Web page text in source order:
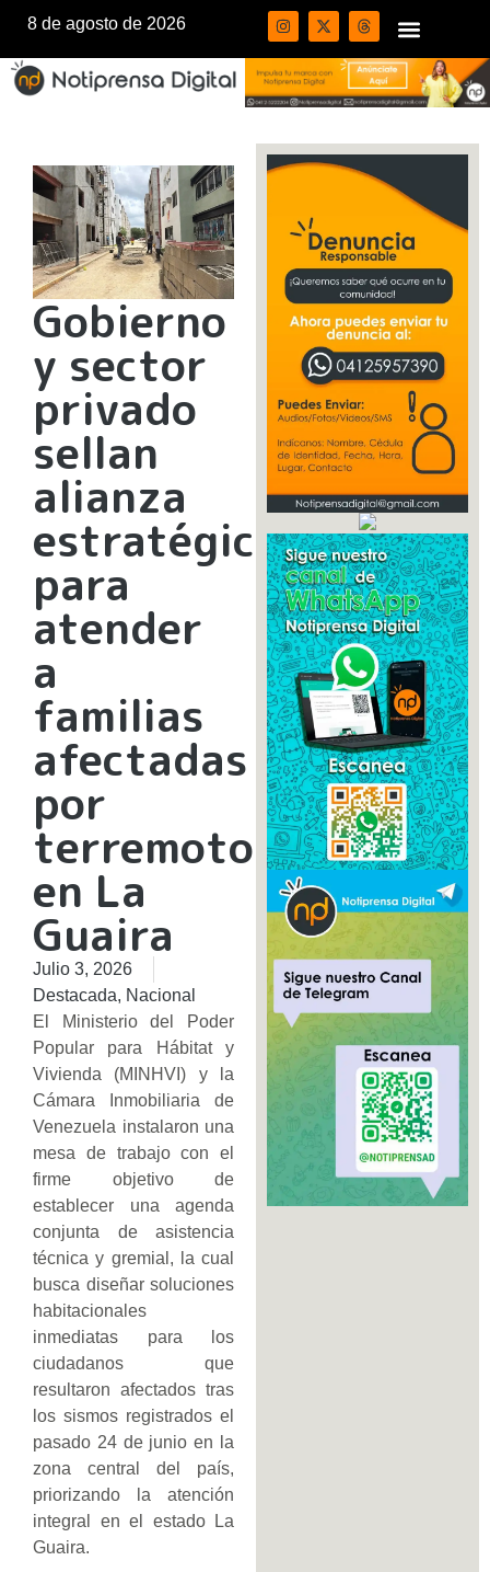
8 de agosto de 2026
Gobierno
y sector
privado
sellan
alianza
estratégica
para
atender
a
familias
afectadas
por
terremotos
en La
Guaira
Julio 3, 2026
Destacada, Nacional
​El Ministerio del Poder
Popular para Hábitat y
Vivienda (MINHVI) y la
Cámara Inmobiliaria de
Venezuela instalaron una
mesa de trabajo con el
firme objetivo de
establecer una agenda
conjunta de asistencia
técnica y gremial, la cual
busca diseñar soluciones
habitacionales
inmediatas para los
ciudadanos que
resultaron afectados tras
los sismos registrados el
pasado 24 de junio en la
zona central del país,
priorizando la atención
integral en el estado La
Guaira.